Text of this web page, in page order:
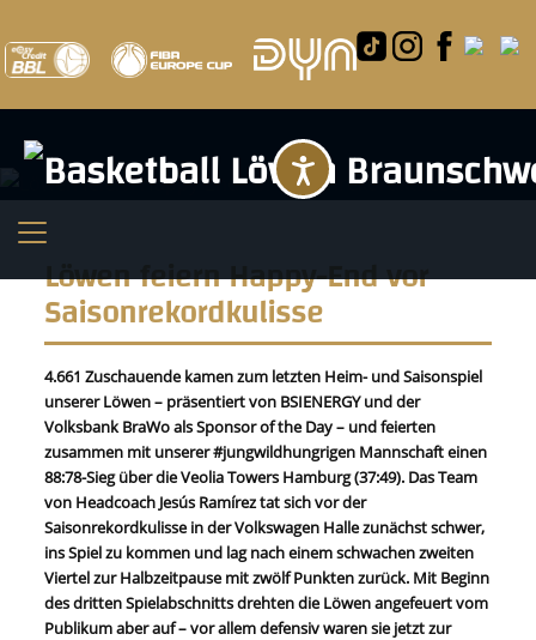
Löwen feiern Happy-End vor
Saisonrekordkulisse
4.661 Zuschauende kamen zum letzten Heim- und Saisonspiel
unserer Löwen – präsentiert von BSIENERGY und der
Volksbank BraWo als Sponsor of the Day – und feierten
zusammen mit unserer #jungwildhungrigen Mannschaft einen
88:78-Sieg über die Veolia Towers Hamburg (37:49). Das Team
von Headcoach Jesús Ramírez tat sich vor der
Saisonrekordkulisse in der Volkswagen Halle zunächst schwer,
ins Spiel zu kommen und lag nach einem schwachen zweiten
Viertel zur Halbzeitpause mit zwölf Punkten zurück. Mit Beginn
des dritten Spielabschnitts drehten die Löwen angefeuert vom
Publikum aber auf – vor allem defensiv waren sie jetzt zur